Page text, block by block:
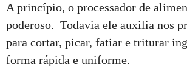
A princípio, o processador de
poderoso. Todavia ele auxilia nos
para cortar, picar, fatiar e triturar
forma rápida e uniforme.